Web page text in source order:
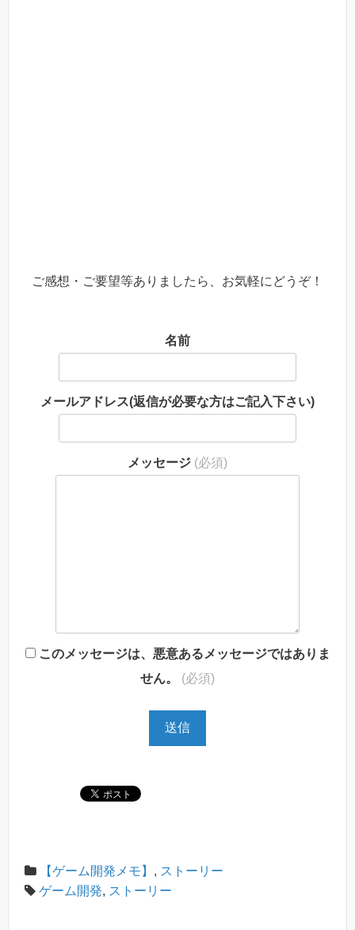
ご感想・ご要望等ありましたら、お気軽にどうぞ！
名前
メールアドレス(返信が必要な方はご記入下さい)
メッセージ (必須)
このメッセージは、悪意あるメッセージではありま
せん。
(必須)
【ゲーム開発メモ】 , ストーリー
ゲーム開発, ストーリー